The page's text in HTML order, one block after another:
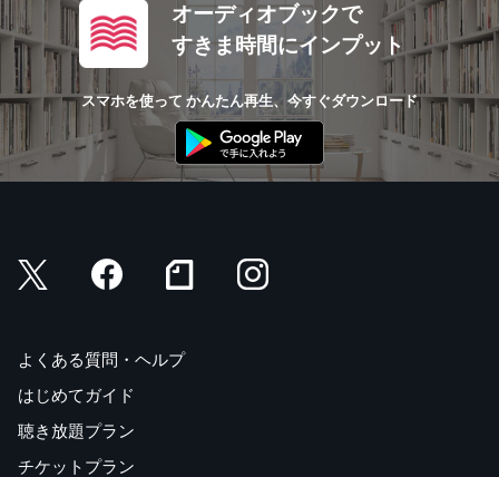
オーディオブックで
すきま時間にインプット
スマホを使って かんたん再生、今すぐダウンロード
よくある質問・ヘルプ
はじめてガイド
聴き放題プラン
チケットプラン